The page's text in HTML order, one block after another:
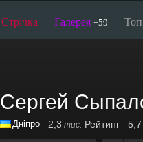
Стрічка Галерея +59
Сергей
Дніпро 2,3 тис. Рейтинг 5,7